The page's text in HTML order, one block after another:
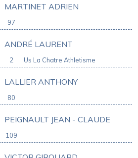
97
MARTINET ADRIEN
2
ANDRÉ LAURENT
Us La Chatre Athletisme
80
LALLIER ANTHONY
109
PEIGNAULT JEAN - CLAUDE